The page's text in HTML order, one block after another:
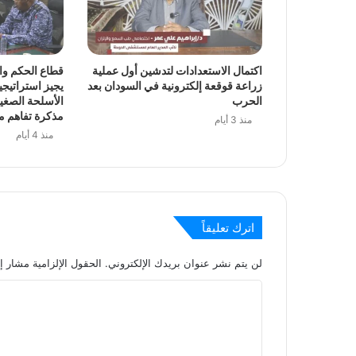
برنامج “ساهرون” بالتلفزيون القومي يستضيف
منذ يومين
حريق محدود بمستشفى ود مدني إثر صاعقة
منذ يومين
اكتمال الاستعدادات لتدشين أول عملية
زراعة قوقعة إلكترونية في السودان بعد
الحرب
منذ 3 أيام
قطاع الحكم
يجيز
مذكرة تفاهم
منذ 4 أيام
اترك تعليقاً
لن يتم نشر عنوان بريدك الإلكتروني. الحقول الإلزامية مشار